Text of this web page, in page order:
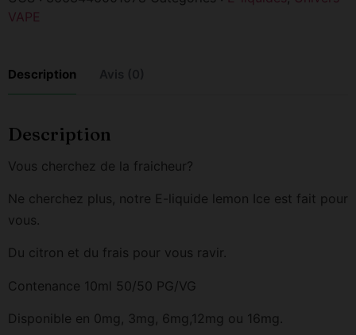
VAPE
Description
Description
Vous cherchez de la fraicheur?
Ne cherchez plus, notre E-liquide lemon Ice est fait pour
vous.
Du citron et du frais pour vous ravir.
Contenance 10ml 50/50 PG/VG
Disponible en 0mg, 3mg, 6mg,12mg ou 16mg.